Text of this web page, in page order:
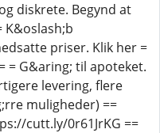
diskrete. Begynd at
K&oslash;b
priser. Klik her =
= G&aring; til apoteket.
levering, flere
muligheder) ==
cutt.ly/0r61JrKG ==